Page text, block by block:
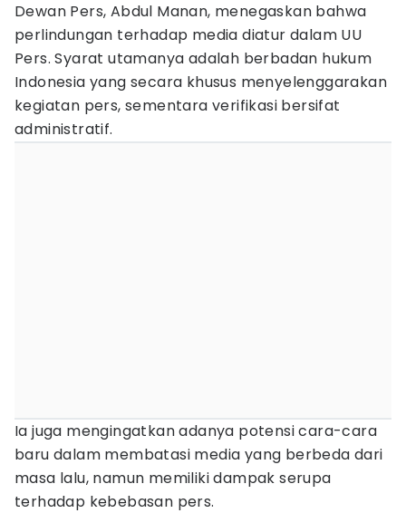
Dewan Pers, Abdul Manan, menegaskan bahwa
perlindungan terhadap media diatur dalam UU
Pers. Syarat utamanya adalah berbadan hukum
Indonesia yang secara khusus menyelenggarakan
kegiatan pers, sementara verifikasi bersifat
administratif.
Ia juga mengingatkan adanya potensi cara-cara
baru dalam membatasi media yang berbeda dari
masa lalu, namun memiliki dampak serupa
terhadap kebebasan pers.